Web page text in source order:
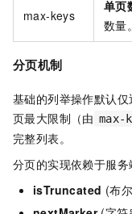
max-keys
单页
数量
分页机制
基础的列举操作默认
页最大限制（由 max-
完整列表。
分页的实现依赖于服
isTruncated (布